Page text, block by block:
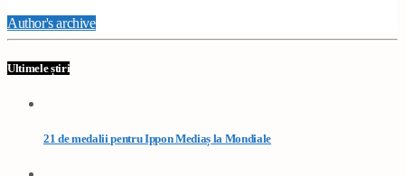
Author's archive
Ultimele știri
21 de medalii pentru Ippon Mediaș la Mondiale